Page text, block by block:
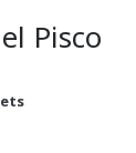
Pisco